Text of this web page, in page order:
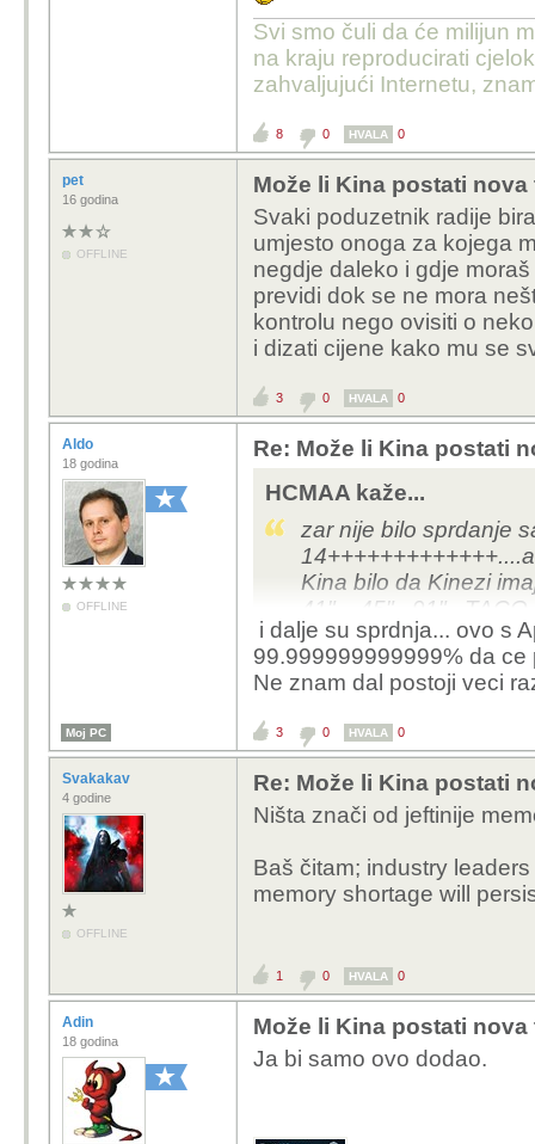
Svi smo čuli da će milijun
na kraju reproducirati
zahvaljujući Internetu,
8 0 HVALA 0
pet
16 godina
OFFLINE
Može li Kina postati
Svaki poduzetnik radije
umjesto onoga za kojega
negdje daleko i gdje
previdi dok se ne mora
kontrolu nego ovisiti o
i dizati cijene kako mu se
3 0 HVALA 0
Aldo
18 godina
OFFLINE
Re: Može li Kina postati
HCMAA kaže...
zar nije bilo sprdanje
Kina bilo da Kinezi
nevirovati...u ime
života na poziv
nego da se
i dalje su sprdnja... ovo s
99.999999999999% da ce
Ne znam dal postoji veci
Moj PC 3 0 HVALA 0
Svakakav
4 godine
OFFLINE
Re: Može li Kina postati
Ništa znači od jeftinije
Baš čitam; industry
memory shortage will
1 0 HVALA 0
Adin
18 godina
Može li Kina postati
Ja bi samo ovo dodao.